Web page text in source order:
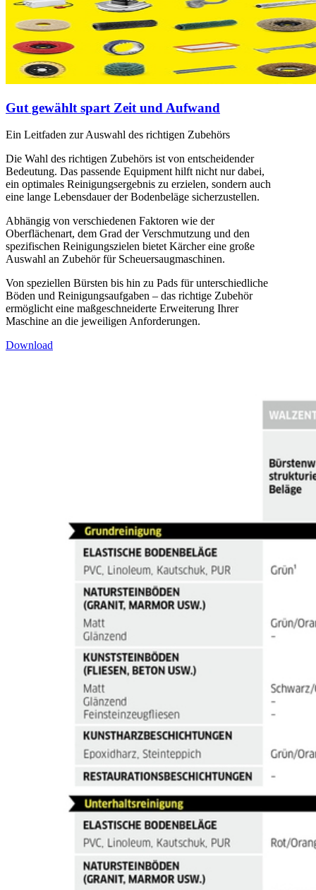
Gut gewählt spart Zeit und Aufwand
Ein Leitfaden zur Auswahl des richtigen Zubehörs
Die Wahl des richtigen Zubehörs ist von entscheidender
Bedeutung. Das passende Equipment hilft nicht nur dabei,
ein optimales Reinigungsergebnis zu erzielen, sondern auch
eine lange Lebensdauer der Bodenbeläge sicherzustellen.
Abhängig von verschiedenen Faktoren wie der
Oberflächenart, dem Grad der Verschmutzung und den
spezifischen Reinigungszielen bietet Kärcher eine große
Auswahl an Zubehör für Scheuersaugmaschinen.
Von speziellen Bürsten bis hin zu Pads für unterschiedliche
Böden und Reinigungsaufgaben – das richtige Zubehör
ermöglicht eine maßgeschneiderte Erweiterung Ihrer
Maschine an die jeweiligen Anforderungen.
Download